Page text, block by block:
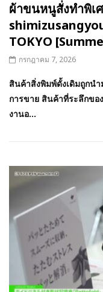
ผ้าขนหนูสั่งทำพิเ
TOKYO
กรกฎาคม 7, 2026
สินค้าสิ่งพิมพ์ดั้งเดิมถูกน
การขาย สินค้าที่ระลึกข
งานอ...